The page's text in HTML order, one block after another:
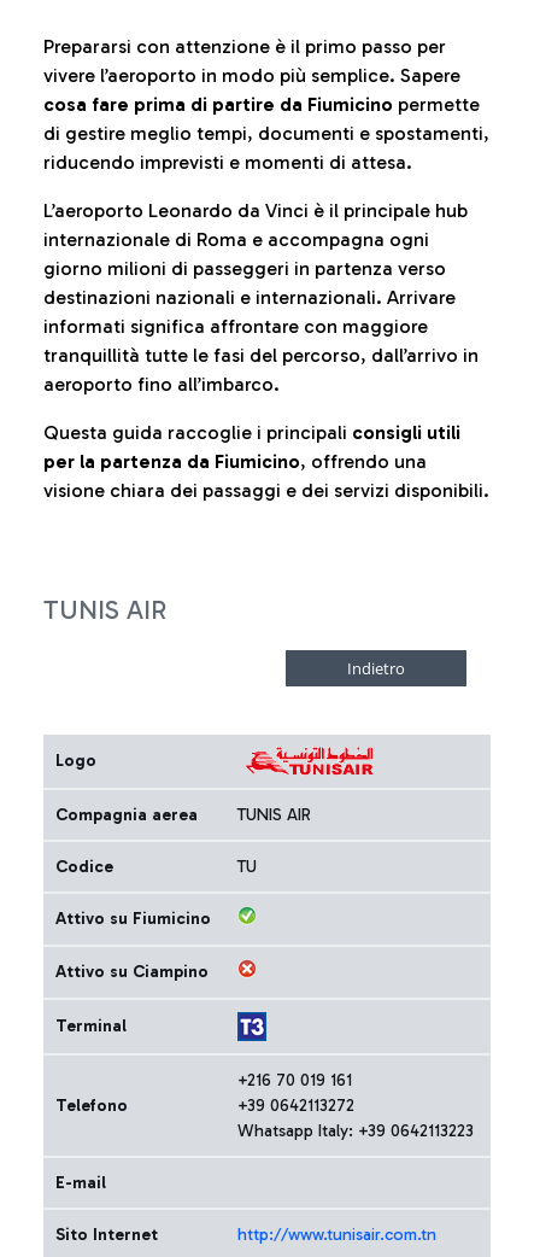
Prepararsi con attenzione è il primo passo per
vivere l’aeroporto in modo più semplice. Sapere
cosa fare prima di partire da Fiumicino permette
di gestire meglio tempi, documenti e spostamenti,
riducendo imprevisti e momenti di attesa.
L’aeroporto Leonardo da Vinci è il principale hub
internazionale di Roma e accompagna ogni
giorno milioni di passeggeri in partenza verso
destinazioni nazionali e internazionali. Arrivare
informati significa affrontare con maggiore
tranquillità tutte le fasi del percorso, dall’arrivo in
aeroporto fino all’imbarco.
Questa guida raccoglie i principali consigli utili
per la partenza da Fiumicino, offrendo una
visione chiara dei passaggi e dei servizi disponibili.
TUNIS AIR
Logo
Compagnia aerea TUNIS AIR
Codice TU
Attivo su Fiumicino
Attivo su Ciampino
Terminal
Telefono
+216 70 019 161
+39 0642113272
Whatsapp Italy: +39 0642113223
E-mail
Sito Internet http://www.tunisair.com.tn